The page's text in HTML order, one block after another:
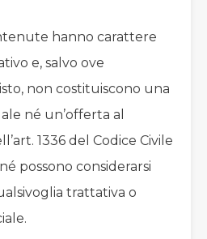
hanno carattere
e, salvo ove
non costituiscono una
né un’offerta al
1336 del Codice Civile
possono considerarsi
trattativa o